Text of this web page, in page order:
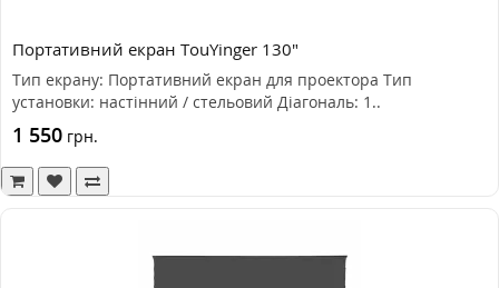
Портативний екран TouYinger 130"
Тип екрану: Портативний екран для проектора Тип
установки: настінний / стельовий Діагональ: 1..
1 550 грн.